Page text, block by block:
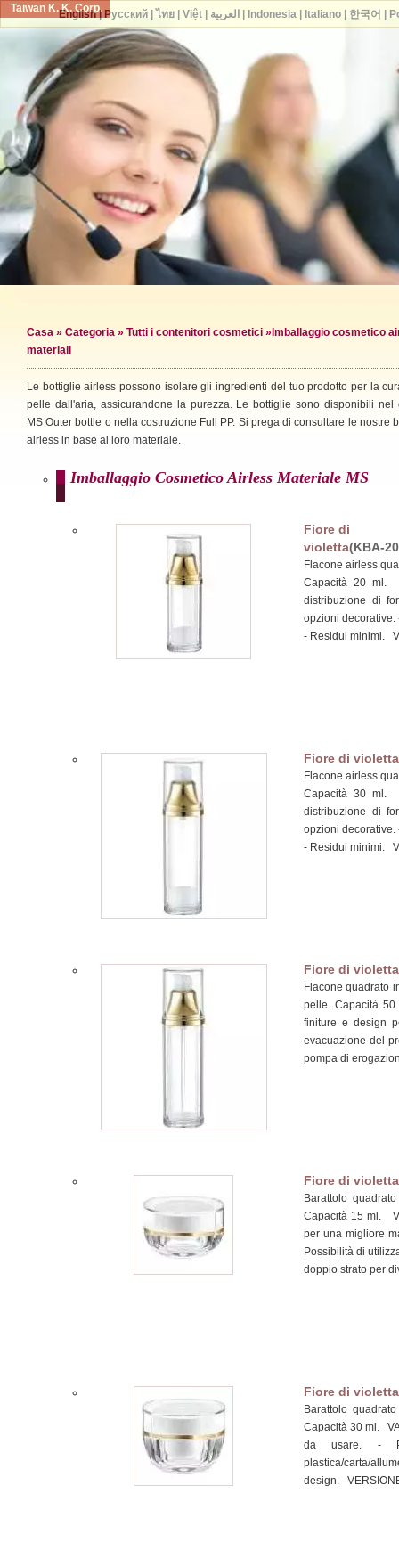
Taiwan K. K. Corp.
Casa » Categoria » Tutti i contenitori cosmetici » Imballaggio cosmetico
materiali
Le bottiglie airless possono isolare gli ingredienti del tuo prodotto per la
pelle dall'aria, assicurandone la purezza. Le bottiglie sono disponibili nel
MS Outer bottle o nella costruzione Full PP. Si prega di consultare le nostre
airless in base al loro materiale.
Imballaggio Cosmetico Airless Materiale MS
Fiore di
violetta(KBA-
Flacone airless
Capacità 20 ml.
distribuzione di
opzioni decorative.
- Residui minimi.
Fiore di violetta
Flacone airless
Capacità 30 ml.
distribuzione di
opzioni decorative.
- Residui minimi.
Fiore di violetta
Flacone quadrato
pelle. Capacità
finiture e design
evacuazione del
pompa di
Fiore di violetta
Barattolo
Capacità 15 ml.
per una migliore
Possibilità di
doppio strato per
Fiore di violetta
Barattolo
Capacità 30 ml.
da usare. -
plastica/carta/
design.
English| Русский| ไทย| Việt| العربية Indonesia| Italiano| 한국어